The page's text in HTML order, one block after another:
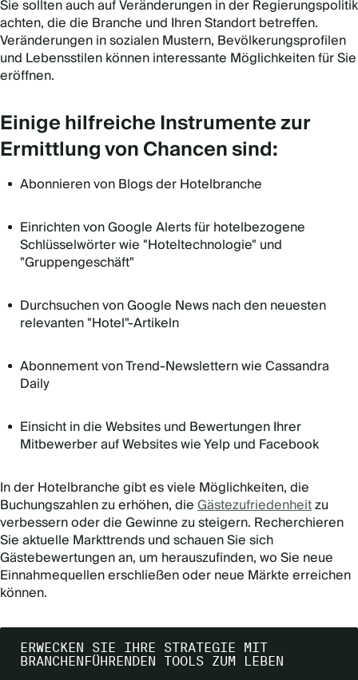
Sie sollten auch auf Veränderungen in der Regierungspolitik
achten, die die Branche und Ihren Standort betreffen.
Veränderungen in sozialen Mustern, Bevölkerungsprofilen
und Lebensstilen können interessante Möglichkeiten für Sie
eröffnen.
Einige hilfreiche Instrumente zur
Ermittlung von Chancen sind:
Abonnieren von Blogs der Hotelbranche
Einrichten von Google Alerts für hotelbezogene
Schlüsselwörter wie "Hoteltechnologie" und
"Gruppengeschäft"
Durchsuchen von Google News nach den neuesten
relevanten "Hotel"-Artikeln
Abonnement von Trend-Newslettern wie Cassandra
Daily
Einsicht in die Websites und Bewertungen Ihrer
Mitbewerber auf Websites wie Yelp und Facebook
In der Hotelbranche gibt es viele Möglichkeiten, die
Buchungszahlen zu erhöhen, dieGästezufriedenheitzu
verbessern oder die Gewinne zu steigern. Recherchieren
Sie aktuelle Markttrends und schauen Sie sich
Gästebewertungen an, um herauszufinden, wo Sie neue
Einnahmequellen erschließen oder neue Märkte erreichen
können.
ERWECKEN SIE IHRE STRATEGIE MIT
BRANCHENFÜHRENDEN TOOLS ZUM LEBEN